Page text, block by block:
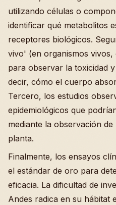
utilizando células o
identificar qué metabolitos
receptores biológicos.
vivo' (en organismos vivos,
para observar la toxicidad
decir, cómo el cuerpo
Tercero, los estudios
epidemiológicos que
mediante la observación
planta.
Finalmente, los ensayos
el estándar de oro para
eficacia. La dificultad de
Andes radica en su hábitat